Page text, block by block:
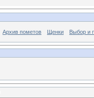
Архив пометов Щенки Выбор и